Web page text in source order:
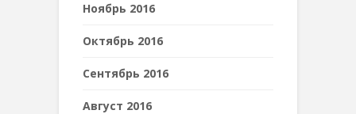
Ноябрь 2016
Октябрь 2016
Сентябрь 2016
Август 2016